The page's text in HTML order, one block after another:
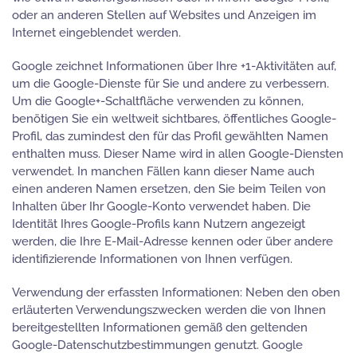
oder an anderen Stellen auf Websites und Anzeigen im
Internet eingeblendet werden.
Google zeichnet Informationen über Ihre +1-Aktivitäten auf,
um die Google-Dienste für Sie und andere zu verbessern.
Um die Google+-Schaltfläche verwenden zu können,
benötigen Sie ein weltweit sichtbares, öffentliches Google-
Profil, das zumindest den für das Profil gewählten Namen
enthalten muss. Dieser Name wird in allen Google-Diensten
verwendet. In manchen Fällen kann dieser Name auch
einen anderen Namen ersetzen, den Sie beim Teilen von
Inhalten über Ihr Google-Konto verwendet haben. Die
Identität Ihres Google-Profils kann Nutzern angezeigt
werden, die Ihre E-Mail-Adresse kennen oder über andere
identifizierende Informationen von Ihnen verfügen.
Verwendung der erfassten Informationen: Neben den oben
erläuterten Verwendungszwecken werden die von Ihnen
bereitgestellten Informationen gemäß den geltenden
Google-Datenschutzbestimmungen genutzt. Google